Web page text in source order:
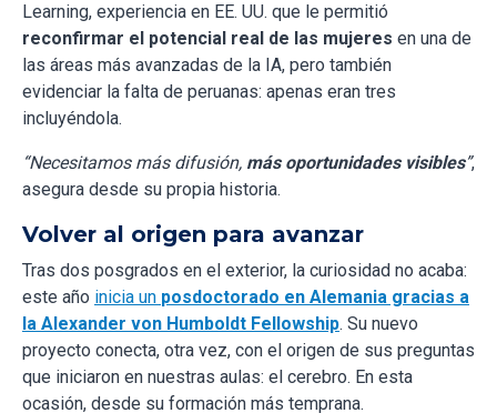
Learning, experiencia en EE. UU. que le permitió
reconfirmar el potencial real de las mujeres en una de
las áreas más avanzadas de la IA, pero también
evidenciar la falta de peruanas: apenas eran tres
incluyéndola.
“Necesitamos más difusión, más oportunidades visibles”,
asegura desde su propia historia.
Volver al origen para avanzar
Tras dos posgrados en el exterior, la curiosidad no acaba:
este año inicia un posdoctorado en Alemania gracias a
la Alexander von Humboldt Fellowship. Su nuevo
proyecto conecta, otra vez, con el origen de sus preguntas
que iniciaron en nuestras aulas: el cerebro. En esta
ocasión, desde su formación más temprana.